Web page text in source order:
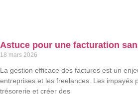
Astuce pour une facturation
18 mars 2026
La gestion efficace des factures est un
entreprises et les freelances. Les impayés
trésorerie et créer des